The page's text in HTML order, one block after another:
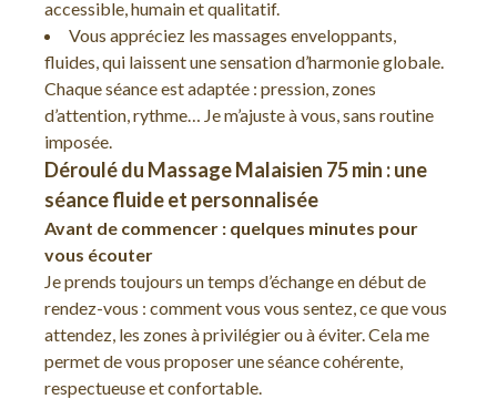
accessible, humain et qualitatif.
Vous appréciez les massages enveloppants,
fluides, qui laissent une sensation d’harmonie globale.
Chaque séance est adaptée : pression, zones
d’attention, rythme… Je m’ajuste à vous, sans routine
imposée.
Déroulé du Massage Malaisien 75 min : une
séance fluide et personnalisée
Avant de commencer : quelques minutes pour
vous écouter
Je prends toujours un temps d’échange en début de
rendez-vous : comment vous vous sentez, ce que vous
attendez, les zones à privilégier ou à éviter. Cela me
permet de vous proposer une séance cohérente,
respectueuse et confortable.